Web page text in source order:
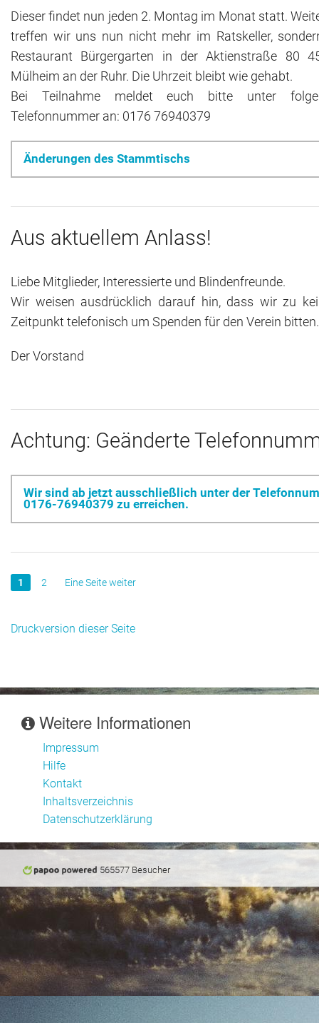
Dieser findet nun jeden 2. Montag im Monat statt.
treffen wir uns nun nicht mehr im Ratskeller,
Restaurant Bürgergarten in der Aktienstraße 80
Mülheim an der Ruhr. Die Uhrzeit bleibt wie gehabt.
Bei Teilnahme meldet euch bitte unter
Telefonnummer an: 0176 76940379
Änderungen des Stammtischs
Aus aktuellem Anlass!
Liebe Mitglieder, Interessierte und Blindenfreunde.
Wir weisen ausdrücklich darauf hin, dass wir zu
Zeitpunkt telefonisch um Spenden für den Verein bitten.
Der Vorstand
Achtung: Geänderte
Wir sind ab jetzt ausschließlich unter der
0176-76940379 zu erreichen.
1 2 Eine Seite weiter
Druckversion dieser Seite
Weitere Informationen
Impressum
Hilfe
Kontakt
Inhaltsverzeichnis
Datenschutzerklärung
565577 Besucher